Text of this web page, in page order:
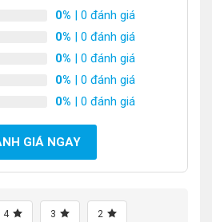
0% | 0 đánh giá
0% | 0 đánh giá
0% | 0 đánh giá
0% | 0 đánh giá
0% | 0 đánh giá
GIÁ NGAY
4 3 2